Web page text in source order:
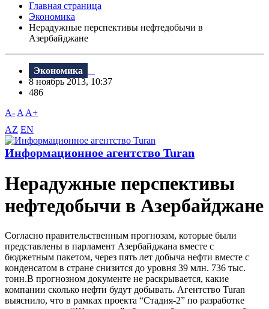
Главная страница
Экономика
Нерадужные перспективы нефтедобычи в
Азербайджане
Экономика
8 ноябрь 2013, 10:37
486
A- A A+
AZ EN
Информационное агентство Turan
Нерадужные перспективы
нефтедобычи в Азербайджане
Согласно правительственным прогнозам, которые были
представлены в парламент Азербайджана вместе с
бюджетным пакетом, через пять лет добыча нефти вместе с
конденсатом в стране снизится до уровня 39 млн. 736 тыс.
тонн.В прогнозном документе не раскрывается, какие
компании сколько нефти будут добывать. Агентство Turan
выяснило, что в рамках проекта “Стадия-2” по разработке